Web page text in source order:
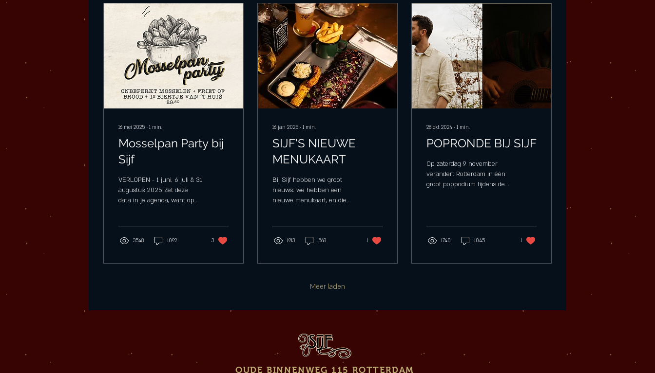
16 mei 2025 ∙ 1 min.
Mosselpan Party bij
Sijf
VERLOPEN - 1 juni, 6 juli & 31
augustus 2025 Zet deze
data in je agenda, want op
een flinke pan vol dampende
friet of vers brood én een
de sfeer minstens zo lekker is
geven – dit is een avond
3548 1092 3
16 jan 2025 ∙ 1 min.
SIJF'S NIEUWE
MENUKAART
Bij Sijf hebben we groot
nieuws: we hebben een
nieuwe menukaart, en die
1913 568 1
28 okt 2024 ∙ 1 min.
POPRONDE BIJ SIJF
Op zaterdag 9 november
verandert Rotterdam in één
groot poppodium tijdens de
1740 1045 1
Meer laden
OUDE BINNENWEG 115 ROTTERDAM